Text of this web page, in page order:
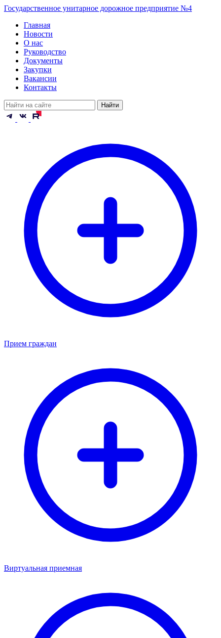
Государственное унитарное дорожное предприятие №4
Главная
Новости
О нас
Руководство
Документы
Закупки
Вакансии
Контакты
Найти
Прием граждан
Виртуальная приемная